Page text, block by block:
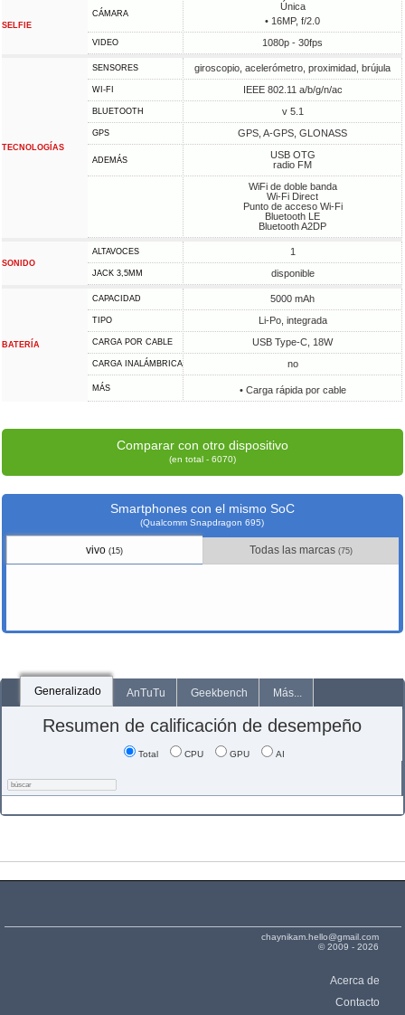
SELFIE
CÁMARA
Única
• 16MP, f/2.0
VIDEO 1080p - 30fps
TECNOLOGÍAS
SENSORES giroscopio, acelerómetro, proximidad, brújula
WI-FI IEEE 802.11 a/b/g/n/ac
BLUETOOTH v 5.1
GPS GPS, A-GPS, GLONASS
ADEMÁS
USB OTG
radio FM
WiFi de doble banda
Wi-Fi Direct
Punto de acceso Wi-Fi
Bluetooth LE
Bluetooth A2DP
SONIDO
ALTAVOCES 1
JACK 3,5MM disponible
BATERÍA
CAPACIDAD 5000 mAh
TIPO Li-Po, integrada
CARGA POR CABLE USB Type-C, 18W
CARGA INALÁMBRICA no
MÁS • Carga rápida por cable
Comparar con otro dispositivo
(en total - 6070)
Smartphones con el mismo SoC
(Qualcomm Snapdragon 695)
vivo(15) Todas las marcas (75)
Generalizado AnTuTu Geekbench Más...
Resumen de calificación de desempeño
Total CPU GPU AI
chaynikam.hello@gmail.com
© 2009 - 2026
Acerca de
Contacto